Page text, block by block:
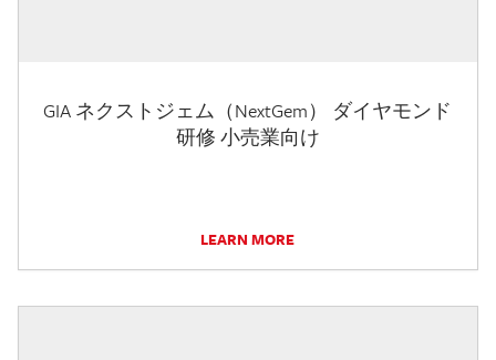
GIA ネクストジェム（NextGem） ダイヤモンド
研修 小売業向け
LEARN MORE